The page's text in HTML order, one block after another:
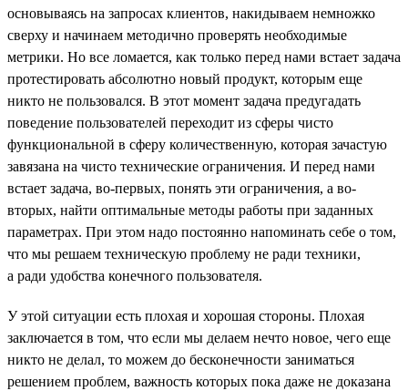
основываясь на запросах клиентов, накидываем немножко
сверху и начинаем методично проверять необходимые
метрики. Но все ломается, как только перед нами встает задача
протестировать абсолютно новый продукт, которым еще
никто не пользовался. В этот момент задача предугадать
поведение пользователей переходит из сферы чисто
функциональной в сферу количественную, которая зачастую
завязана на чисто технические ограничения. И перед нами
встает задача, во-первых, понять эти ограничения, а во-
вторых, найти оптимальные методы работы при заданных
параметрах. При этом надо постоянно напоминать себе о том,
что мы решаем техническую проблему не ради техники,
а ради удобства конечного пользователя.
У этой ситуации есть плохая и хорошая стороны. Плохая
заключается в том, что если мы делаем нечто новое, чего еще
никто не делал, то можем до бесконечности заниматься
решением проблем, важность которых пока даже не доказана